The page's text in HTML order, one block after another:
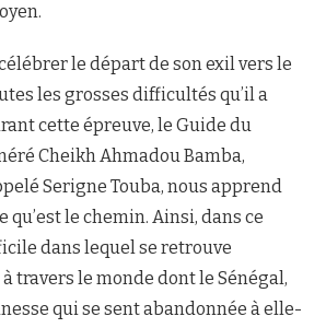
le départ de son exil vers le
les grosses difficultés qu’il a
cette épreuve, le Guide du
Cheikh Ahmadou Bamba,
Serigne Touba, nous apprend
qu’est le chemin. Ainsi, dans ce
dans lequel se retrouve
travers le monde dont le Sénégal,
qui se sent abandonnée à elle-